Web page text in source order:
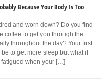
Because Your Body Is Too
and worn down? Do you find
coffee to get you through the
throughout the day? Your first
to get more sleep but what if
when your […]